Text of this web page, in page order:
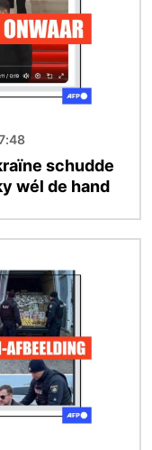
schudde
wél de hand